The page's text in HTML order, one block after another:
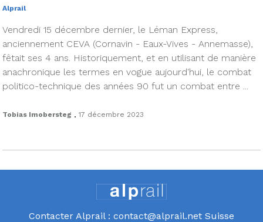
Alprail
Vendredi 15 décembre dernier, le Léman Express,
anciennement CEVA (Cornavin - Eaux-Vives - Annemasse),
fêtait ses 4 ans. Historiquement, et en utilisant de manière
anachronique les termes en vogue aujourd'hui, le combat
politico-technique des années 90 fut un combat entre ...
Tobias Imobersteg . 17 décembre 2023
Contacter Alprail : contact@alprail.net Suisse